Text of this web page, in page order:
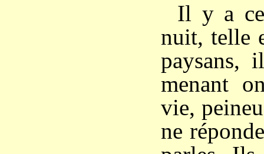
Il y a
nuit, telle
paysans,
menant
vie,
ne